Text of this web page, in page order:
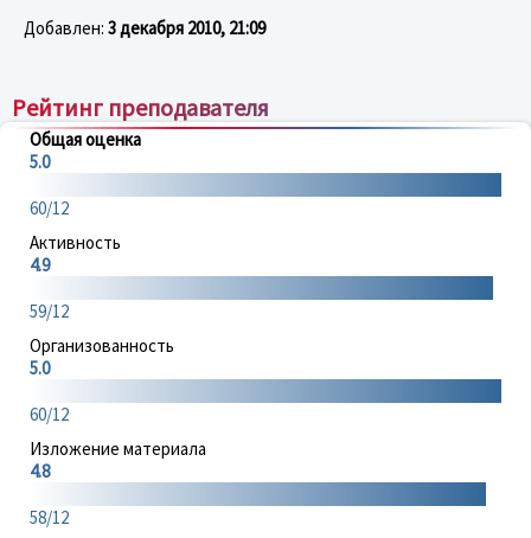
Добавлен: 3 декабря 2010, 21:09
Рейтинг преподавателя
Общая оценка
5.0
60/12
Активность
4.9
59/12
Организованность
5.0
60/12
Изложение материала
4.8
58/12